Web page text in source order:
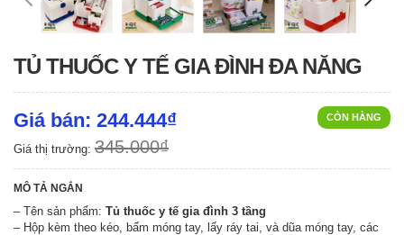
TỦ THUỐC Y TẾ GIA ĐÌNH ĐA NĂNG
CÒN HÀNG
Giá bán: 244.444₫
Giá thị trường: 345.000₫
MÔ TẢ NGẮN
– Tên sản phẩm: Tủ thuốc y tế gia đình 3 tầng
– Hộp kèm theo kéo, bấm móng tay, lấy ráy tai, và dũa móng tay, các